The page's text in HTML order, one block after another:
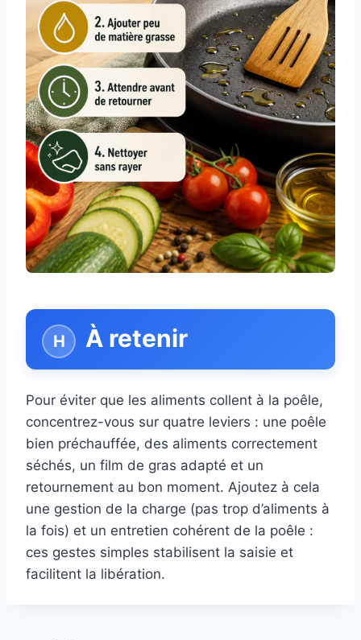
À retenir
Pour éviter que les aliments collent à la poêle,
concentrez-vous sur quatre leviers : une poêle
bien préchauffée, des aliments correctement
séchés, un film de gras adapté et un
retournement au bon moment. Ajoutez à cela
une gestion de la charge (pas trop d’aliments à
la fois) et un entretien cohérent de la poêle :
ces gestes simples stabilisent la saisie et
facilitent la libération.